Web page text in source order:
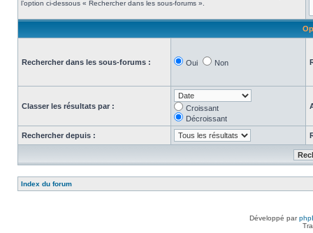
l’option ci-dessous « Rechercher dans les sous-forums ».
Rechercher dans les sous-forums : Oui Non
Classer les résultats par :
Croissant
Décroissant
Rechercher depuis :
Index du forum
Développé par